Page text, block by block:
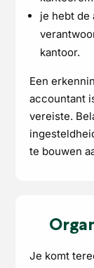
je hebt de
kantoor.
Een
accountant
vereiste.
te bouwen
Je komt